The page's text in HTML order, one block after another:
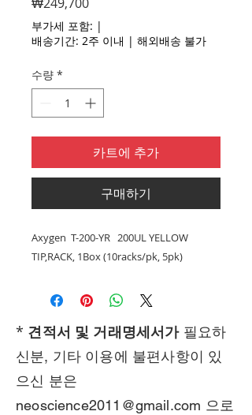
격
부가세 포함: |
배송기간: 2주 이내 | 해외배송 불가
수량 *
카트에 추가
구매하기
Axygen T-200-YR 200UL YELLOW
TIP,RACK, 1Box (10racks/pk, 5pk)
* 견적서 및 거래명세서가필요하
신분, 기타 이용에 불편사항이 있
으신 분은
neoscience2011@gmail.com 으로